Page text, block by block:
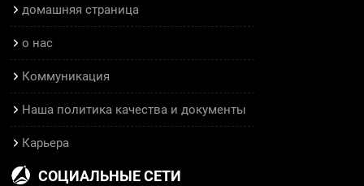
домашняя страница
о нас
Коммуникация
Наша политика качества и документы
Карьера
СОЦИАЛЬНЫЕ СЕТИ